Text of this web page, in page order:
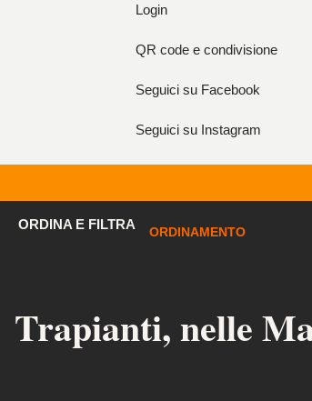
Login
QR code e condivisione
Seguici su Facebook
Seguici su Instagram
ORDINA E FILTRA
ORDINAMENTO
Trapianti, nelle